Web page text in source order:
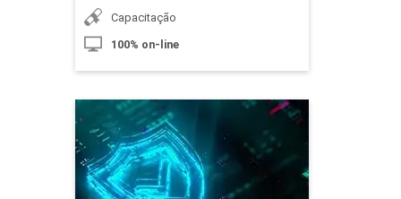
Capacitação
100% on-line
Como Proteger Seus
Dados na Era Digital
Detalhes do curso